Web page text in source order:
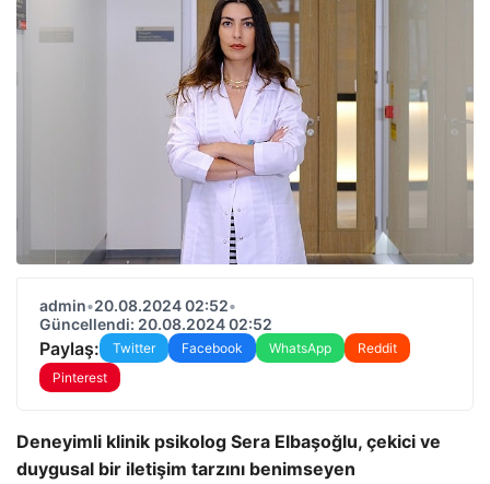
admin•20.08.2024 02:52•
Güncellendi: 20.08.2024 02:52
Paylaş: Twitter Facebook WhatsApp
Reddit
Pinterest
Deneyimli klinik psikolog Sera Elbaşoğlu, çekici ve
duygusal bir iletişim tarzını benimseyen